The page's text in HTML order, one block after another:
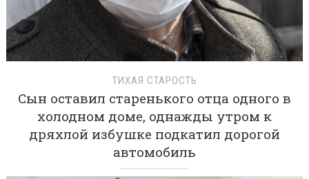
ТИХАЯ СТАРОСТЬ
Сын оставил старенького отца одного в
холодном доме, однажды утром к
дряхлой избушке подкатил дорогой
автомобиль